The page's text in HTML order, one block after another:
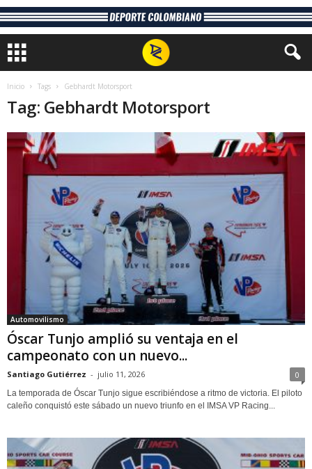
Inicio Tags Gebhardt Motorsport
Tag: Gebhardt Motorsport
Automovilismo
Óscar Tunjo amplió su ventaja en el
campeonato con un nuevo...
Santiago Gutiérrez - julio 11, 2026 0
La temporada de Óscar Tunjo sigue escribiéndose a ritmo de victoria. El piloto
caleño conquistó este sábado un nuevo triunfo en el IMSA VP Racing...